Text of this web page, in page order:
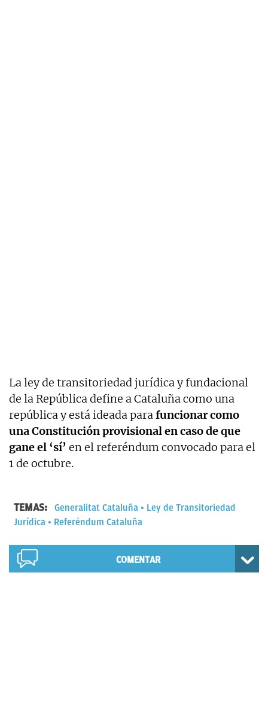
La ley de transitoriedad jurídica y fundacional
de la República define a Cataluña como una
república y está ideada parafuncionar como
una Constitución provisional en caso de que
gane el ‘sí’ en el referéndum convocado para el
1 de octubre.
TEMAS: Generalitat Cataluña
Ley de Transitoriedad
Jurídica
Referéndum Cataluña
COMENTAR